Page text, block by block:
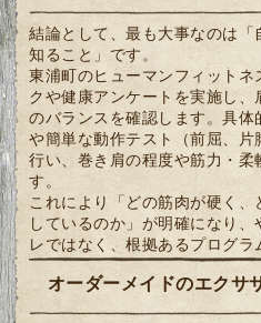
結論として、最も大事なのは「
知ること」です。
東浦町のヒューマンフィットネ
クや健康アンケートを実施し
のバランスを確認します。具
や簡単な動作テスト（前屈、
行い、巻き肩の程度や筋力・柔
す。
これにより「どの筋肉が硬く
しているのか」が明確になり
レではなく、根拠あるプログラ
オーダーメイドのエクサ